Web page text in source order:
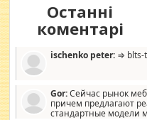
Останні
коментарі
ischenko peter: ⇒ blts-
Gor:Сейчас рынок
причем предлагают
стандартные модели